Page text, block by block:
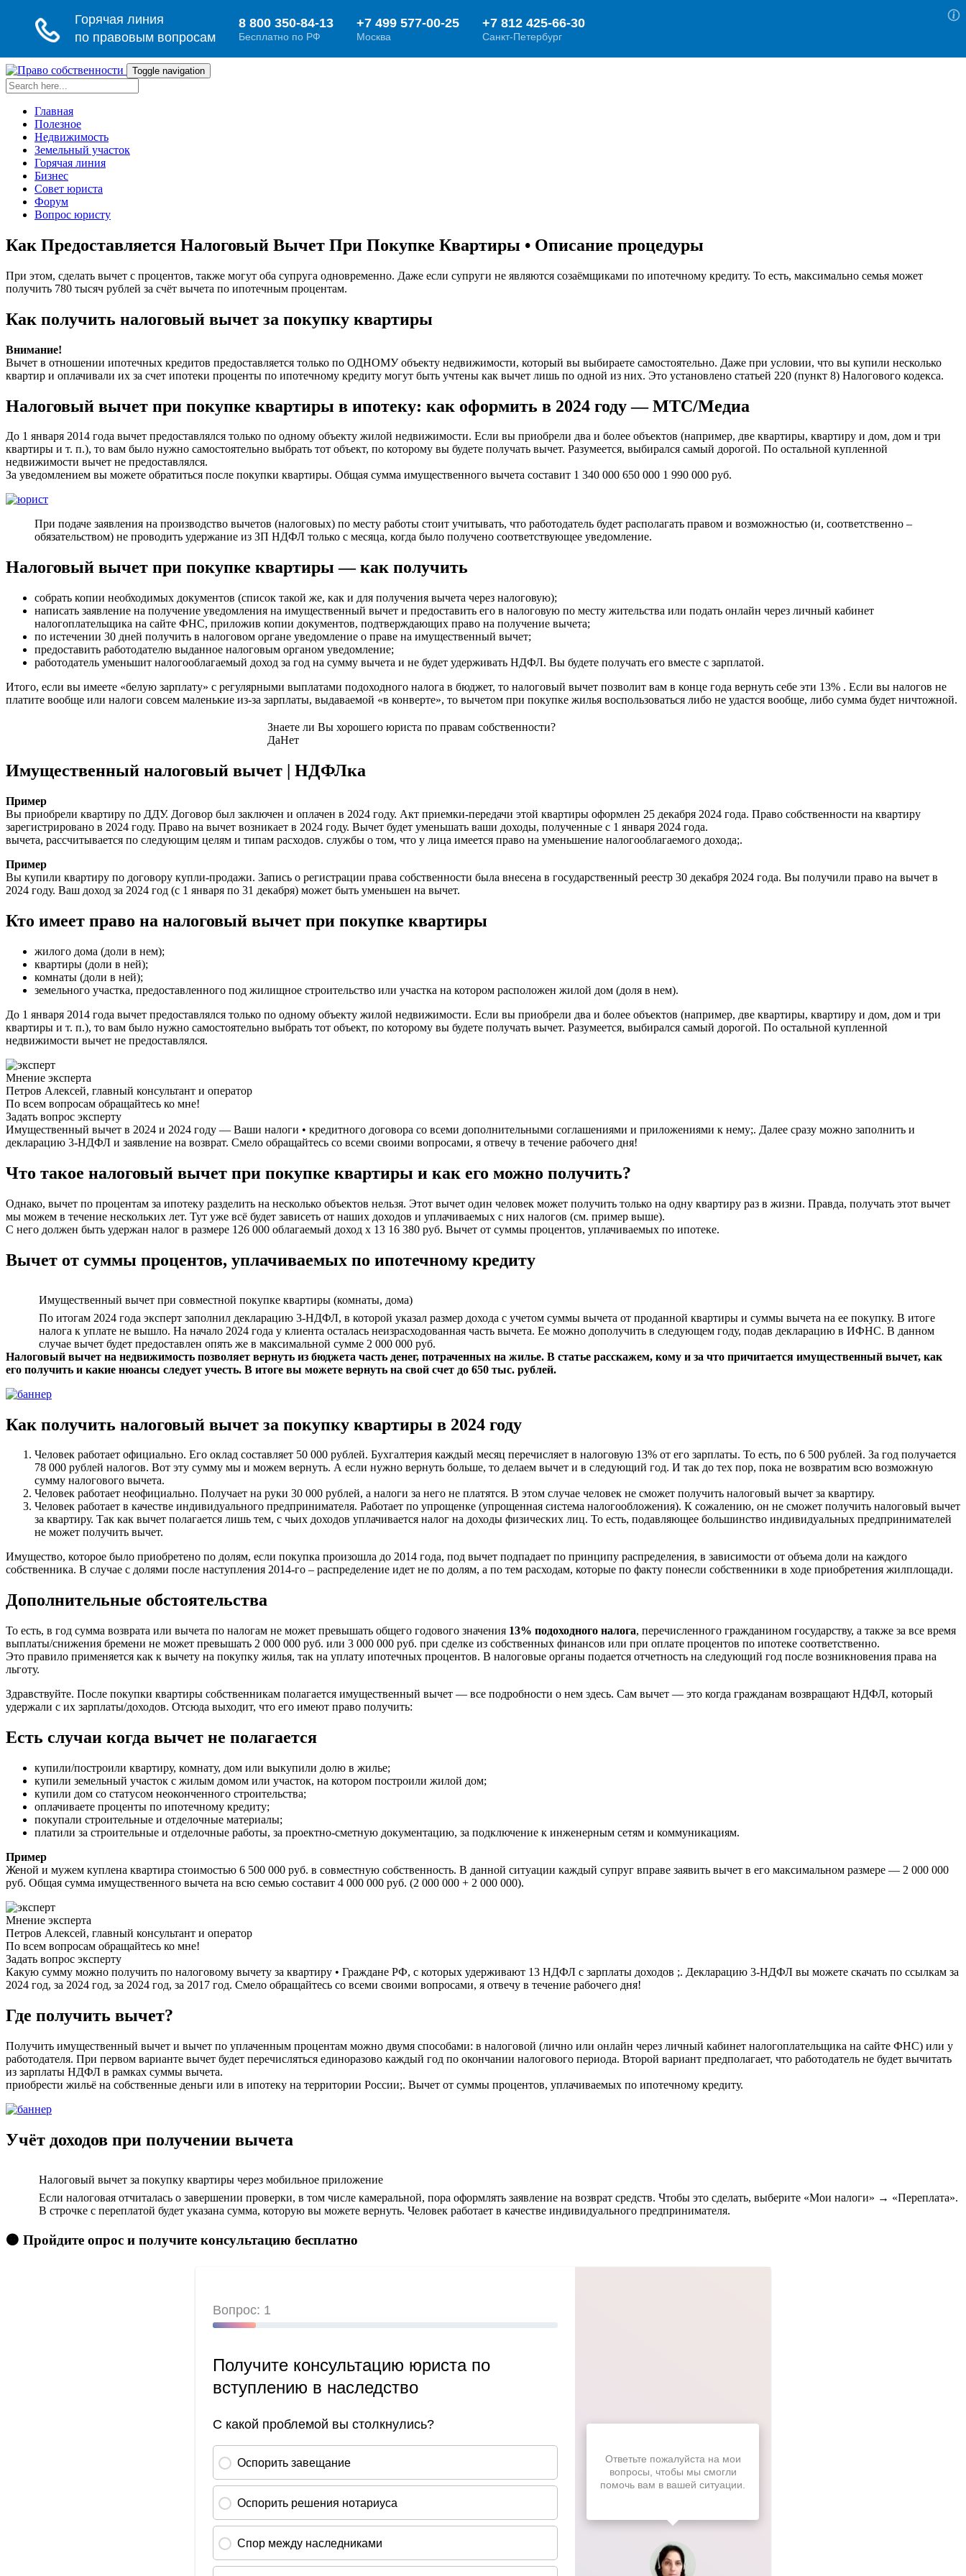
Toggle navigation
Главная
Полезное
Недвижимость
Земельный участок
Горячая линия
Бизнес
Совет юриста
Форум
Вопрос юристу
Как Предоставляется Налоговый Вычет При Покупке Квартиры • Описание процедуры
При этом, сделать вычет с процентов, также могут оба супруга одновременно. Даже если супруги не являются созаёмщиками по ипотечному кредиту. То есть, максимально семья может
получить 780 тысяч рублей за счёт вычета по ипотечным процентам.
Как получить налоговый вычет за покупку квартиры
Внимание!
Вычет в отношении ипотечных кредитов предоставляется только по ОДНОМУ объекту недвижимости, который вы выбираете самостоятельно. Даже при условии, что вы купили несколько
квартир и оплачивали их за счет ипотеки проценты по ипотечному кредиту могут быть учтены как вычет лишь по одной из них. Это установлено статьей 220 (пункт 8) Налогового кодекса.
Налоговый вычет при покупке квартиры в ипотеку: как оформить в 2024 году — МТС/Медиа
До 1 января 2014 года вычет предоставлялся только по одному объекту жилой недвижимости. Если вы приобрели два и более объектов (например, две квартиры, квартиру и дом, дом и три
квартиры и т. п.), то вам было нужно самостоятельно выбрать тот объект, по которому вы будете получать вычет. Разумеется, выбирался самый дорогой. По остальной купленной
недвижимости вычет не предоставлялся.
За уведомлением вы можете обратиться после покупки квартиры. Общая сумма имущественного вычета составит 1 340 000 650 000 1 990 000 руб.
При подаче заявления на производство вычетов (налоговых) по месту работы стоит учитывать, что работодатель будет располагать правом и возможностью (и, соответственно –
обязательством) не проводить удержание из ЗП НДФЛ только с месяца, когда было получено соответствующее уведомление.
Налоговый вычет при покупке квартиры — как получить
собрать копии необходимых документов (список такой же, как и для получения вычета через налоговую);
написать заявление на получение уведомления на имущественный вычет и предоставить его в налоговую по месту жительства или подать онлайн через личный кабинет
налогоплательщика на сайте ФНС, приложив копии документов, подтверждающих право на получение вычета;
по истечении 30 дней получить в налоговом органе уведомление о праве на имущественный вычет;
предоставить работодателю выданное налоговым органом уведомление;
работодатель уменьшит налогооблагаемый доход за год на сумму вычета и не будет удерживать НДФЛ. Вы будете получать его вместе с зарплатой.
Итого, если вы имеете «белую зарплату» с регулярными выплатами подоходного налога в бюджет, то налоговый вычет позволит вам в конце года вернуть себе эти 13% . Если вы налогов не
платите вообще или налоги совсем маленькие из-за зарплаты, выдаваемой «в конверте», то вычетом при покупке жилья воспользоваться либо не удастся вообще, либо сумма будет ничтожной.
Знаете ли Вы хорошего юриста по правам собственности?
ДаНет
Имущественный налоговый вычет | НДФЛка
Пример
Вы приобрели квартиру по ДДУ. Договор был заключен и оплачен в 2024 году. Акт приемки-передачи этой квартиры оформлен 25 декабря 2024 года. Право собственности на квартиру
зарегистрировано в 2024 году. Право на вычет возникает в 2024 году. Вычет будет уменьшать ваши доходы, полученные с 1 января 2024 года.
вычета, рассчитывается по следующим целям и типам расходов. службы о том, что у лица имеется право на уменьшение налогооблагаемого дохода;.
Пример
Вы купили квартиру по договору купли-продажи. Запись о регистрации права собственности была внесена в государственный реестр 30 декабря 2024 года. Вы получили право на вычет в
2024 году. Ваш доход за 2024 год (с 1 января по 31 декабря) может быть уменьшен на вычет.
Кто имеет право на налоговый вычет при покупке квартиры
жилого дома (доли в нем);
квартиры (доли в ней);
комнаты (доли в ней);
земельного участка, предоставленного под жилищное строительство или участка на котором расположен жилой дом (доля в нем).
До 1 января 2014 года вычет предоставлялся только по одному объекту жилой недвижимости. Если вы приобрели два и более объектов (например, две квартиры, квартиру и дом, дом и три
квартиры и т. п.), то вам было нужно самостоятельно выбрать тот объект, по которому вы будете получать вычет. Разумеется, выбирался самый дорогой. По остальной купленной
недвижимости вычет не предоставлялся.
Мнение эксперта
Петров Алексей, главный консультант и оператор
По всем вопросам обращайтесь ко мне!
Задать вопрос эксперту
Имущественный вычет в 2024 и 2024 году — Ваши налоги • кредитного договора со всеми дополнительными соглашениями и приложениями к нему;. Далее сразу можно заполнить и
декларацию 3-НДФЛ и заявление на возврат. Смело обращайтесь со всеми своими вопросами, я отвечу в течение рабочего дня!
Что такое налоговый вычет при покупке квартиры и как его можно получить?
Однако, вычет по процентам за ипотеку разделить на несколько объектов нельзя. Этот вычет один человек может получить только на одну квартиру раз в жизни. Правда, получать этот вычет
мы можем в течение нескольких лет. Тут уже всё будет зависеть от наших доходов и уплачиваемых с них налогов (см. пример выше).
С него должен быть удержан налог в размере 126 000 облагаемый доход х 13 16 380 руб. Вычет от суммы процентов, уплачиваемых по ипотеке.
Вычет от суммы процентов, уплачиваемых по ипотечному кредиту
Имущественный вычет при совместной покупке квартиры (комнаты, дома)
По итогам 2024 года эксперт заполнил декларацию 3-НДФЛ, в которой указал размер дохода с учетом суммы вычета от проданной квартиры и суммы вычета на ее покупку. В итоге
налога к уплате не вышло. На начало 2024 года у клиента осталась неизрасходованная часть вычета. Ее можно дополучить в следующем году, подав декларацию в ИФНС. В данном
случае вычет будет предоставлен опять же в максимальной сумме 2 000 000 руб.
Налоговый вычет на недвижимость позволяет вернуть из бюджета часть денег, потраченных на жилье. В статье расскажем, кому и за что причитается имущественный вычет, как
его получить и какие нюансы следует учесть. В итоге вы можете вернуть на свой счет до 650 тыс. рублей.
Как получить налоговый вычет за покупку квартиры в 2024 году
Человек работает официально. Его оклад составляет 50 000 рублей. Бухгалтерия каждый месяц перечисляет в налоговую 13% от его зарплаты. То есть, по 6 500 рублей. За год получается
78 000 рублей налогов. Вот эту сумму мы и можем вернуть. А если нужно вернуть больше, то делаем вычет и в следующий год. И так до тех пор, пока не возвратим всю возможную
сумму налогового вычета.
Человек работает неофициально. Получает на руки 30 000 рублей, а налоги за него не платятся. В этом случае человек не сможет получить налоговый вычет за квартиру.
Человек работает в качестве индивидуального предпринимателя. Работает по упрощенке (упрощенная система налогообложения). К сожалению, он не сможет получить налоговый вычет
за квартиру. Так как вычет полагается лишь тем, с чьих доходов уплачивается налог на доходы физических лиц. То есть, подавляющее большинство индивидуальных предпринимателей
не может получить вычет.
Имущество, которое было приобретено по долям, если покупка произошла до 2014 года, под вычет подпадает по принципу распределения, в зависимости от объема доли на каждого
собственника. В случае с долями после наступления 2014-го – распределение идет не по долям, а по тем расходам, которые по факту понесли собственники в ходе приобретения жилплощади.
Дополнительные обстоятельства
То есть, в год сумма возврата или вычета по налогам не может превышать общего годового значения 13% подоходного налога, перечисленного гражданином государству, а также за все время
выплаты/снижения бремени не может превышать 2 000 000 руб. или 3 000 000 руб. при сделке из собственных финансов или при оплате процентов по ипотеке соответственно.
Это правило применяется как к вычету на покупку жилья, так на уплату ипотечных процентов. В налоговые органы подается отчетность на следующий год после возникновения права на
льготу.
Здравствуйте. После покупки квартиры собственникам полагается имущественный вычет — все подробности о нем здесь. Сам вычет — это когда гражданам возвращают НДФЛ, который
удержали с их зарплаты/доходов. Отсюда выходит, что его имеют право получить:
Есть случаи когда вычет не полагается
купили/построили квартиру, комнату, дом или выкупили долю в жилье;
купили земельный участок с жилым домом или участок, на котором построили жилой дом;
купили дом со статусом неоконченного строительства;
оплачиваете проценты по ипотечному кредиту;
покупали строительные и отделочные материалы;
платили за строительные и отделочные работы, за проектно-сметную документацию, за подключение к инженерным сетям и коммуникациям.
Пример
Женой и мужем куплена квартира стоимостью 6 500 000 руб. в совместную собственность. В данной ситуации каждый супруг вправе заявить вычет в его максимальном размере — 2 000 000
руб. Общая сумма имущественного вычета на всю семью составит 4 000 000 руб. (2 000 000 + 2 000 000).
Мнение эксперта
Петров Алексей, главный консультант и оператор
По всем вопросам обращайтесь ко мне!
Задать вопрос эксперту
Какую сумму можно получить по налоговому вычету за квартиру • Граждане РФ, с которых удерживают 13 НДФЛ с зарплаты доходов ;. Декларацию 3-НДФЛ вы можете скачать по ссылкам за
2024 год, за 2024 год, за 2024 год, за 2017 год. Смело обращайтесь со всеми своими вопросами, я отвечу в течение рабочего дня!
Где получить вычет?
Получить имущественный вычет и вычет по уплаченным процентам можно двумя способами: в налоговой (лично или онлайн через личный кабинет налогоплательщика на сайте ФНС) или у
работодателя. При первом варианте вычет будет перечисляться единоразово каждый год по окончании налогового периода. Второй вариант предполагает, что работодатель не будет вычитать
из зарплаты НДФЛ в рамках суммы вычета.
приобрести жильё на собственные деньги или в ипотеку на территории России;. Вычет от суммы процентов, уплачиваемых по ипотечному кредиту.
Учёт доходов при получении вычета
Налоговый вычет за покупку квартиры через мобильное приложение
Если налоговая отчиталась о завершении проверки, в том числе камеральной, пора оформлять заявление на возврат средств. Чтобы это сделать, выберите «Мои налоги» → «Переплата».
В строчке с переплатой будет указана сумма, которую вы можете вернуть. Человек работает в качестве индивидуального предпринимателя.
🟠 Пройдите опрос и получите консультацию бесплатно